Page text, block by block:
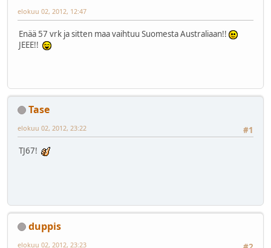
elokuu 02, 2012, 12:47
Enää 57 vrk ja sitten maa vaihtuu Suomesta Australiaan!!
JEEE!!
Tase
#1
elokuu 02, 2012, 23:22
TJ67!
duppis
elokuu 02, 2012, 23:23